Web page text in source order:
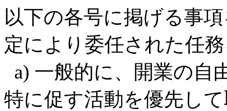
以下の各号に掲げる事
定により委任された任
a) 一般的に、開業の自
特に促す活動を優先し